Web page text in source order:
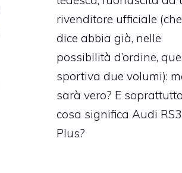
rivenditore ufficiale
dice abbia già, nelle
possibilità d’ordine,
sportiva due volumi):
sarà vero? E
cosa significa Audi RS3
Plus?